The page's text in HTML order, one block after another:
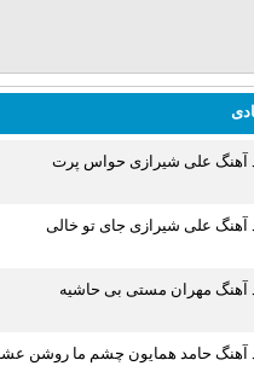
آهنگ علی شیرازی حواس پرت
آهنگ علی شیرازی جای تو خالی
آهنگ مهران مستی بی حاشیه
آهنگ حامد همایون چشم ما روشن